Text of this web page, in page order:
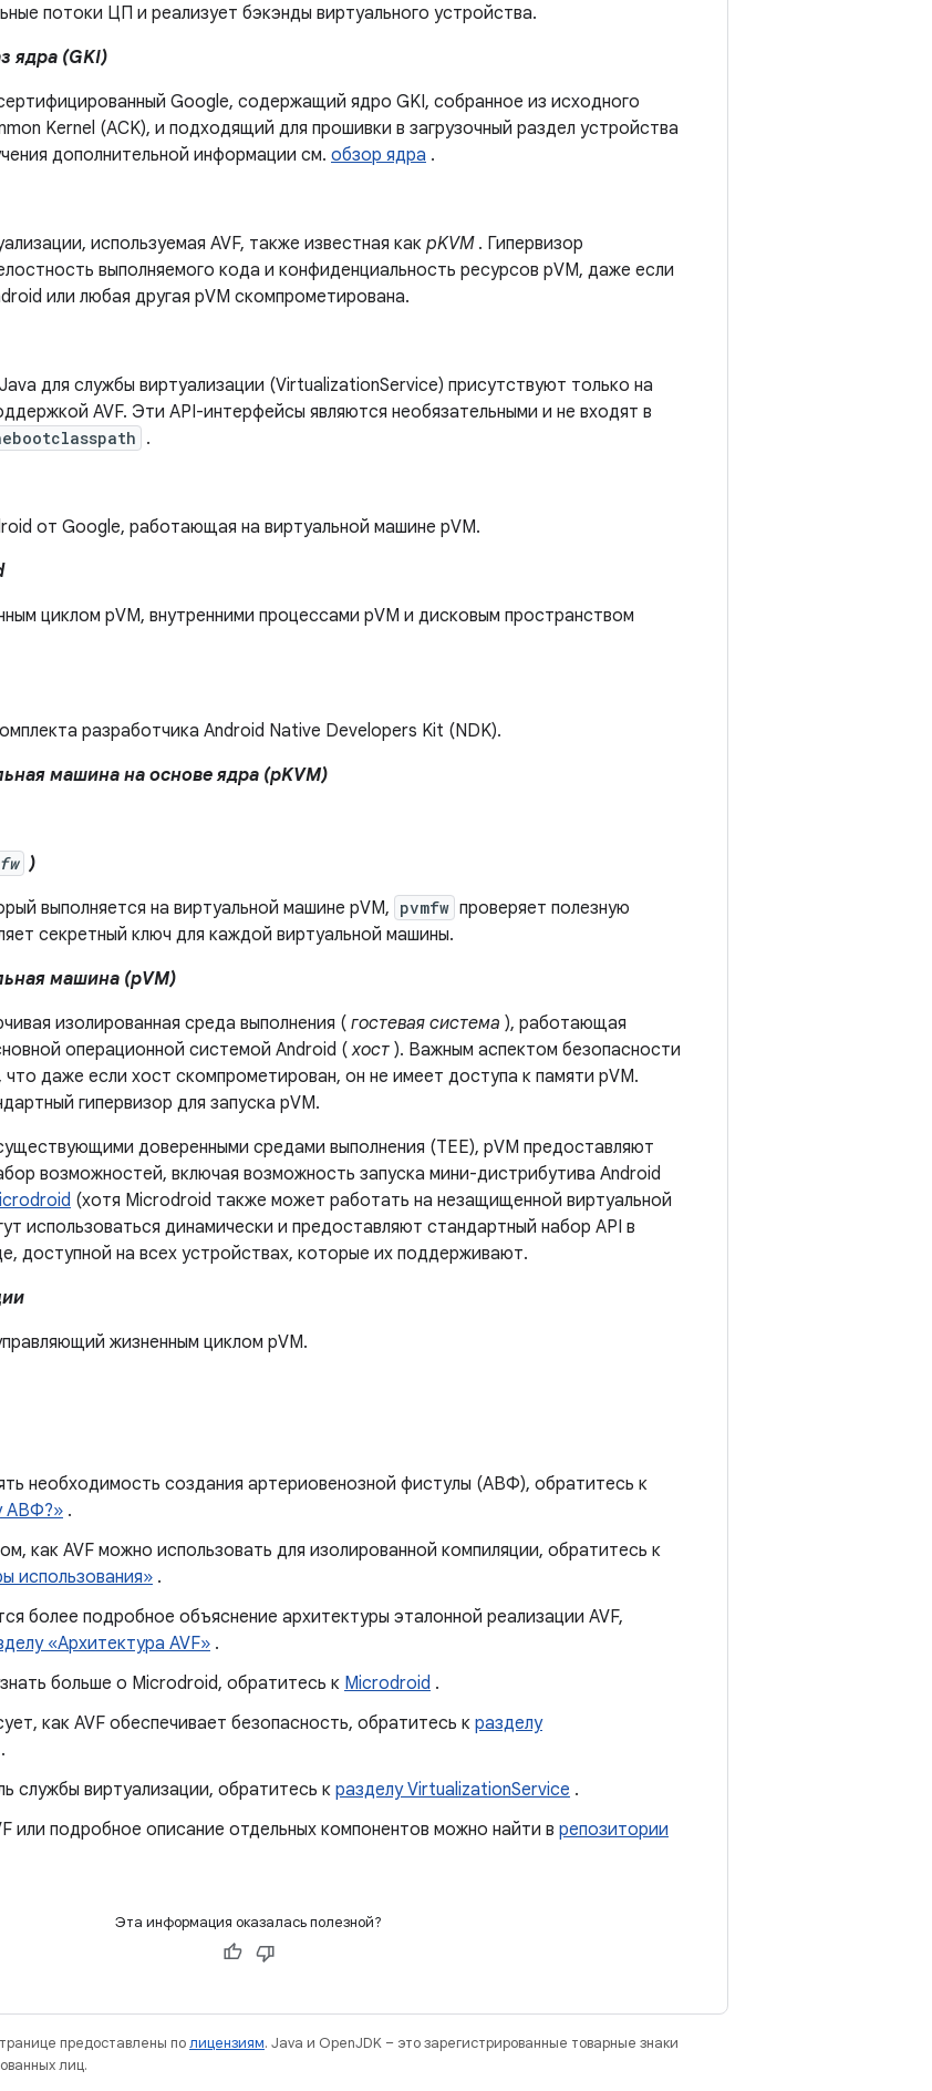
потоки ЦП и реализует бэкэнды виртуального устройства.
ядра (GKI)
Google, содержащий ядро ​​GKI, собранное из исходного
Kernel (ACK), и подходящий для прошивки в загрузочный раздел устройства
дополнительной информации см. обзор ядра .
используемая AVF, также известная как pKVM. Гипервизор
выполняемого кода и конфиденциальность ресурсов pVM, даже если
или любая другая pVM скомпрометирована.
для службы виртуализации (VirtualizationService) присутствуют только на
AVF. Эти API-интерфейсы являются необязательными и не входят в
.
от Google, работающая на виртуальной машине pVM.
циклом pVM, внутренними процессами pVM и дисковым пространством
разработчика Android Native Developers Kit (NDK).
машина на основе ядра (pKVM)
)
выполняется на виртуальной машине pVM, pvmfw проверяет полезную
секретный ключ для каждой виртуальной машины.
машина (pVM)
изолированная среда выполнения ( гостевая система ), работающая
операционной системой Android (хост ). Важным аспектом безопасности
что даже если хост скомпрометирован, он не имеет доступа к памяти pVM.
гипервизор для запуска pVM.
доверенными средами выполнения (TEE), pVM предоставляют
возможностей, включая возможность запуска мини-дистрибутива Android
(хотя Microdroid также может работать на незащищенной виртуальной
использоваться динамически и предоставляют стандартный набор API в
доступной на всех устройствах, которые их поддерживают.
жизненным циклом pVM.
необходимость создания артериовенозной фистулы (АВФ), обратитесь к
АВФ?» .
как AVF можно использовать для изолированной компиляции, обратитесь к
использования» .
более подробное объяснение архитектуры эталонной реализации AVF,
«Архитектура AVF» .
больше о Microdroid, обратитесь к Microdroid .
как AVF обеспечивает безопасность, обратитесь кразделу
.
службы виртуализации, обратитесь к разделу VirtualizationService .
или подробное описание отдельных компонентов можно найти в репозитории
Эта информация оказалась полезной?
предоставлены полицензиям. Java и OpenJDK – это зарегистрированные товарные знаки
лиц.